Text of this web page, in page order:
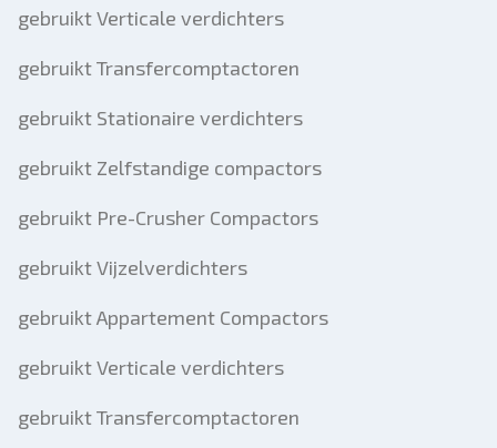
gebruikt Verticale verdichters
gebruikt Transfercomptactoren
gebruikt Stationaire verdichters
gebruikt Zelfstandige compactors
gebruikt Pre-Crusher Compactors
gebruikt Vijzelverdichters
gebruikt Appartement Compactors
gebruikt Verticale verdichters
gebruikt Transfercomptactoren